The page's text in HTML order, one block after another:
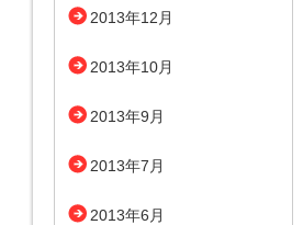
2013年12月
2013年10月
2013年9月
2013年7月
2013年6月